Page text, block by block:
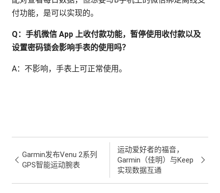
付功能，是可以实现的。
Q：手机微信 App 上收付款功能，暂停使用收付款以及
设置密码锁会影响手表的使用吗？
A：不影响，手表上可正常使用。
Garmin发布Venu 2系列
GPS智能运动腕表
运动爱好者的福音，
Garmin（佳明）与Keep
实现数据互通